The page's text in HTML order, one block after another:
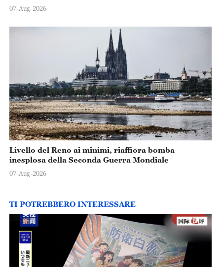
07-Aug-2026
Livello del Reno ai minimi, riaffiora bomba
inesplosa della Seconda Guerra Mondiale
07-Aug-2026
TI POTREBBERO INTERESSARE